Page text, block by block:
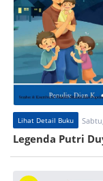
Lihat Detail Buku
Legenda Putri